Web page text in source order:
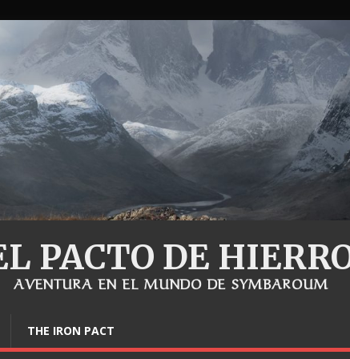
PACTO DE
AVENTURA EN EL MUNDO DE SYMBAROUM
THE IRON PACT